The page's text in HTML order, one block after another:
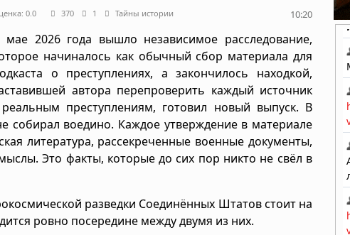
0.0 370 1 Тайны истории 10:20
мае 2026 года вышло независимое расследование,
начиналось как обычный сбор материала для
о преступлениях, а закончилось находкой,
автора перепроверить каждый источник
преступлениям, готовил новый выпуск. В
собирал воедино. Каждое утверждение в материале
литература, рассекреченные военные документы,
Это факты, которые до сих пор никто не свёл в
разведки Соединённых Штатов стоит на
ровно посередине между двумя из них.